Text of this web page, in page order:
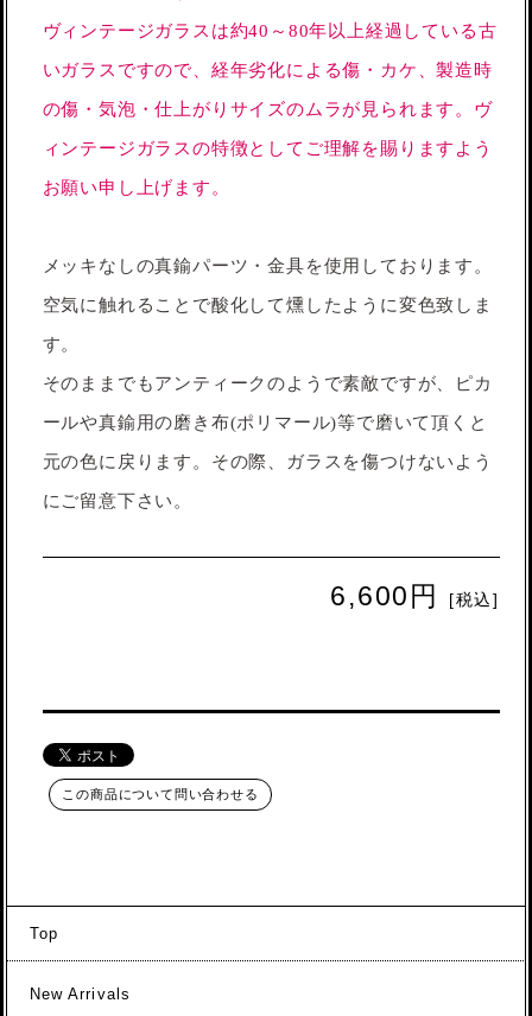
ヴィンテージガラスは約40～80年以上経過している古
いガラスですので、経年劣化による傷・カケ、製造時
の傷・気泡・仕上がりサイズのムラが見られます。ヴ
ィンテージガラスの特徴としてご理解を賜りますよう
お願い申し上げます。
メッキなしの真鍮パーツ・金具を使用しております。
空気に触れることで酸化して燻したように変色致しま
す。
そのままでもアンティークのようで素敵ですが、ピカ
ールや真鍮用の磨き布(ポリマール)等で磨いて頂くと
元の色に戻ります。その際、ガラスを傷つけないよう
にご留意下さい。
6,600円 [税込]
この商品について問い合わせる
Top
New Arrivals